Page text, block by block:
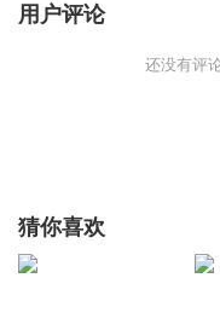
用户评论
还没有评
猜你喜欢